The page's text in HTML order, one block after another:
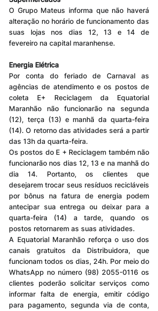
O Grupo Mateus informa que não haverá
alteração no horário de funcionamento das
suas lojas nos dias 12, 13 e 14 de
fevereiro na capital maranhense.
Energia Elétrica
Por conta do feriado de Carnaval as
agências de atendimento e os postos de
coleta E+ Reciclagem da Equatorial
Maranhão não funcionarão na segunda
(12), terça (13) e manhã da quarta-feira
(14). O retorno das atividades será a partir
das 13h da quarta-feira.
Os postos do E + Reciclagem também não
funcionarão nos dias 12, 13 e na manhã do
dia 14. Portanto, os clientes que
desejarem trocar seus resíduos recicláveis
por bônus na fatura de energia podem
antecipar sua entrega ou deixar para a
quarta-feira (14) a tarde, quando os
postos retornarem as suas atividades.
A Equatorial Maranhão reforça o uso dos
canais gratuitos da Distribuidora, que
funcionam todos os dias, 24h. Por meio do
WhatsApp no número (98) 2055-0116 os
clientes poderão solicitar serviços como
informar falta de energia, emitir código
para pagamento, segunda via de conta,